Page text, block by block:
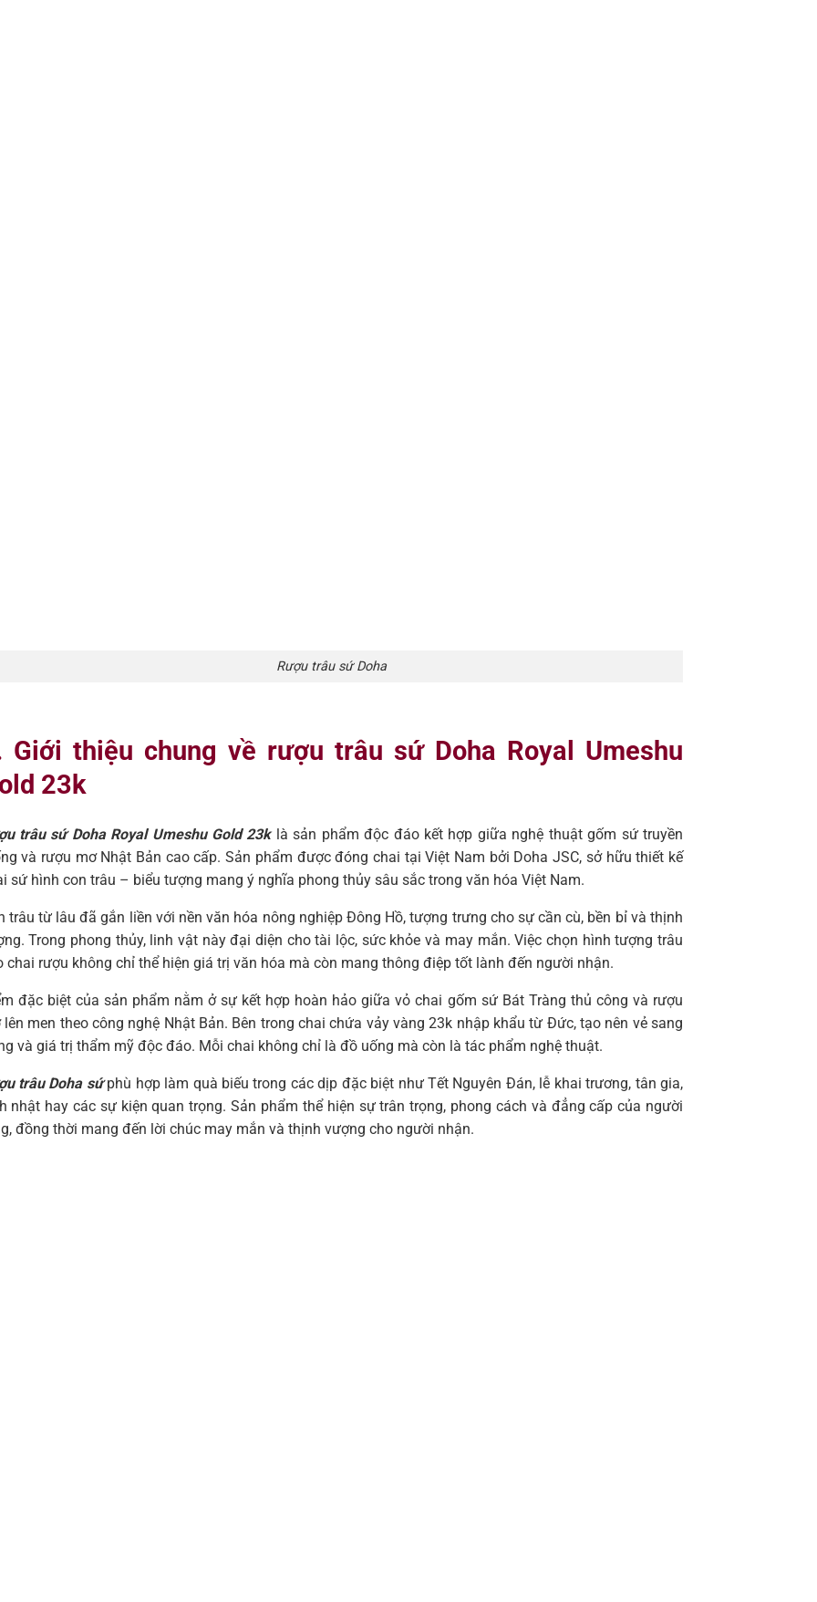
Rượu trâu sứ Doha
Giới thiệu chung về rượu trâu sứ Doha Royal Umeshu
23k
trâu sứ Doha Royal Umeshu Gold 23klà sản phẩm độc đáo kết hợp giữa nghệ thuật gốm sứ truyền
và rượu mơ Nhật Bản cao cấp. Sản phẩm được đóng chai tại Việt Nam bởi Doha JSC, sở hữu thiết kế
sứ hình con trâu – biểu tượng mang ý nghĩa phong thủy sâu sắc trong văn hóa Việt Nam.
trâu từ lâu đã gắn liền với nền văn hóa nông nghiệp Đông Hồ, tượng trưng cho sự cần cù, bền bỉ và thịnh
Trong phong thủy, linh vật này đại diện cho tài lộc, sức khỏe và may mắn. Việc chọn hình tượng trâu
chai rượu không chỉ thể hiện giá trị văn hóa mà còn mang thông điệp tốt lành đến người nhận.
đặc biệt của sản phẩm nằm ở sự kết hợp hoàn hảo giữa vỏ chai gốm sứ Bát Tràng thủ công và rượu
lên men theo công nghệ Nhật Bản. Bên trong chai chứa vảy vàng 23k nhập khẩu từ Đức, tạo nên vẻ sang
và giá trị thẩm mỹ độc đáo. Mỗi chai không chỉ là đồ uống mà còn là tác phẩm nghệ thuật.
trâu Doha sứphù hợp làm quà biếu trong các dịp đặc biệt như Tết Nguyên Đán, lễ khai trương, tân gia,
nhật hay các sự kiện quan trọng. Sản phẩm thể hiện sự trân trọng, phong cách và đẳng cấp của người
đồng thời mang đến lời chúc may mắn và thịnh vượng cho người nhận.